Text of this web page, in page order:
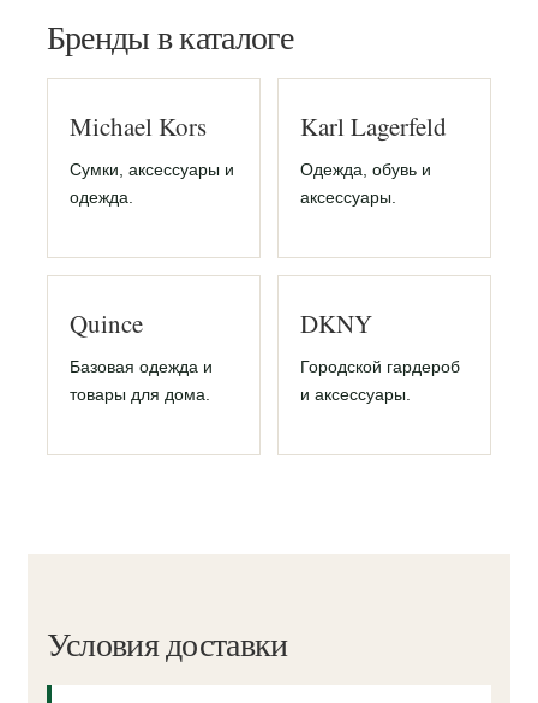
Бренды в каталоге
Michael Kors
Сумки, аксессуары и
одежда.
Karl Lagerfeld
Одежда, обувь и
аксессуары.
Quince
Базовая одежда и
товары для дома.
DKNY
Городской гардероб
и аксессуары.
Условия доставки